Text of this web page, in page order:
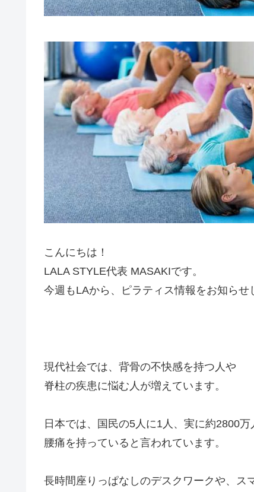
こんにちは！
LALA STYLE代表 MASAKIです。
今週もLAから、ピラティス情報をお知らせ
現代社会では、背骨の不快感を持つ人や
脊柱の疾患に悩む人が増えています。
日本では、国民の5人に1人、実に約2800万
腰痛を持っていると言われています。
長時間座りっぱなしのデスクワークや、ス